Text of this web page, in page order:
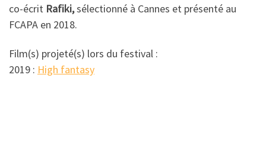
co-écrit Rafiki,sélectionné à Cannes et présenté au
FCAPA en 2018.
Film(s) projeté(s) lors du festival :
2019 : High fantasy